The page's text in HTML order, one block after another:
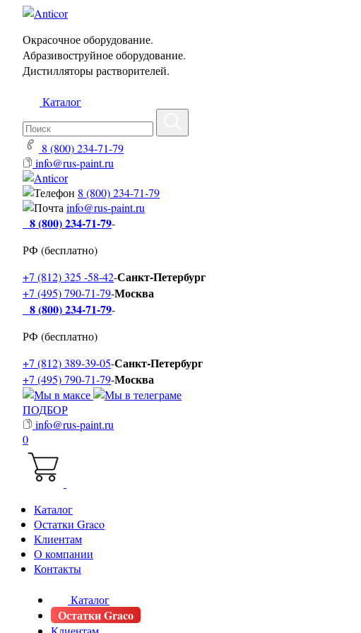
Окрасочное оборудование.
Абразивоструйное оборудование.
Дистилляторы растворителей.
Каталог
8 (800) 234-71-79
info@rus-paint.ru
8 (800) 234-71-79
info@rus-paint.ru
8 (800) 234-71-79-
РФ (бесплатно)
+7 (812) 325 -58-42-Санкт-Петербург
+7 (495) 790-71-79-Москва
8 (800) 234-71-79-
РФ (бесплатно)
+7 (812) 389-39-05-Санкт-Петербург
+7 (495) 790-71-79-Москва
ПОДБОР
info@rus-paint.ru
0
Каталог
Остатки Graco
Клиентам
О компании
Контакты
Каталог
Остатки Graco